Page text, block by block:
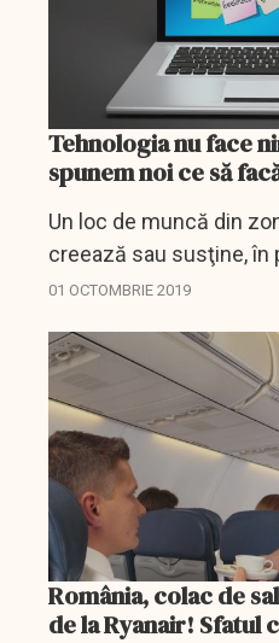
Tehnologia nu face
spunem noi ce să
Un loc de muncă din
creează sau susţine, în
joburi care nu implică
Moraru, country...
01 OCTOMBRIE 2019
România, colac de
de la Ryanair! Sfatul